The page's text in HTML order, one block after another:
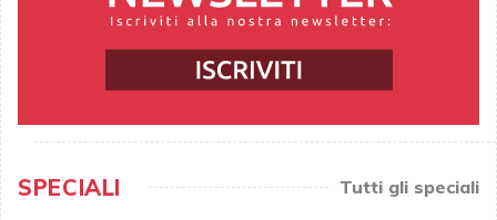
SPECIALI Tutti gli speciali